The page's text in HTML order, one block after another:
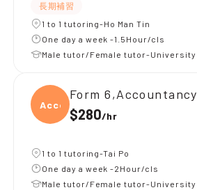
長期補習
1 to 1 tutoring-Ho Man Tin
One day a week -1.5Hour/cls
Male tutor/Female tutor-University
Accou
Form 6,Accountancy
$280/hr
1 to 1 tutoring-Tai Po
One day a week -2Hour/cls
Male tutor/Female tutor-University